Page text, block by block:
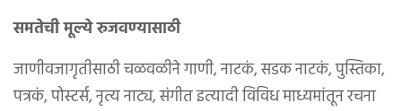
समतेची मूल्ये रुजवण्यासाठी
जाणीवजागृतीसाठी चळवळीने गाणी, नाटकं, सडक नाटकं, पुस्तिका,
पत्रकं, पोस्टर्स, नृत्य नाट्य, संगीत इत्यादी विविध माध्यमांतून रचना